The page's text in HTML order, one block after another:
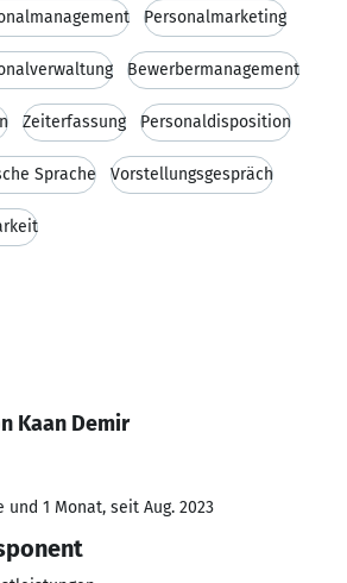
Personalmarketing
Bewerbermanagement
Zeiterfassung Personaldisposition
Sprache Vorstellungsgespräch
Kaan Demir
und 1 Monat, seit Aug. 2023